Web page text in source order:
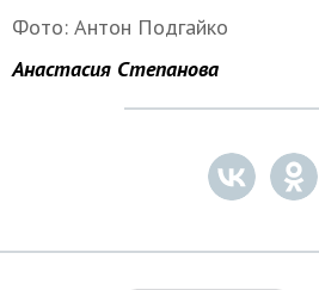
Фото: Антон Подгайко
Анастасия Степанова